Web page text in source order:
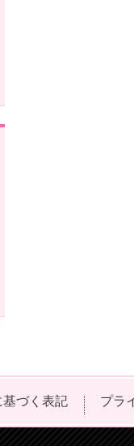
づく表記 プラ